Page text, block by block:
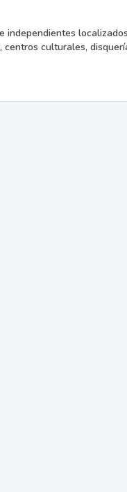
independientes
culturales,